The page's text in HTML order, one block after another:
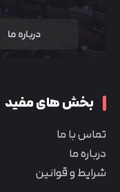
درباره ما
بخش های مفید
تماس با ما
درباره ما
شرایط و قوانین